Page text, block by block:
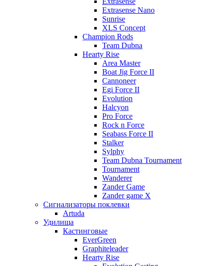
Extrasense Nano
Sunrise
XLS Concept
Champion Rods
Team Dubna
Hearty Rise
Area Master
Boat Jig Force II
Cannoneer
Egi Force II
Evolution
Halcyon
Pro Force
Rock n Force
Seabass Force II
Stalker
Sylphy
Team Dubna Tournament
Tournament
Wanderer
Zander Game
Zander game X
Сигнализаторы поклевки
Artuda
Удилища
Кастинговые
EverGreen
Graphiteleader
Hearty Rise